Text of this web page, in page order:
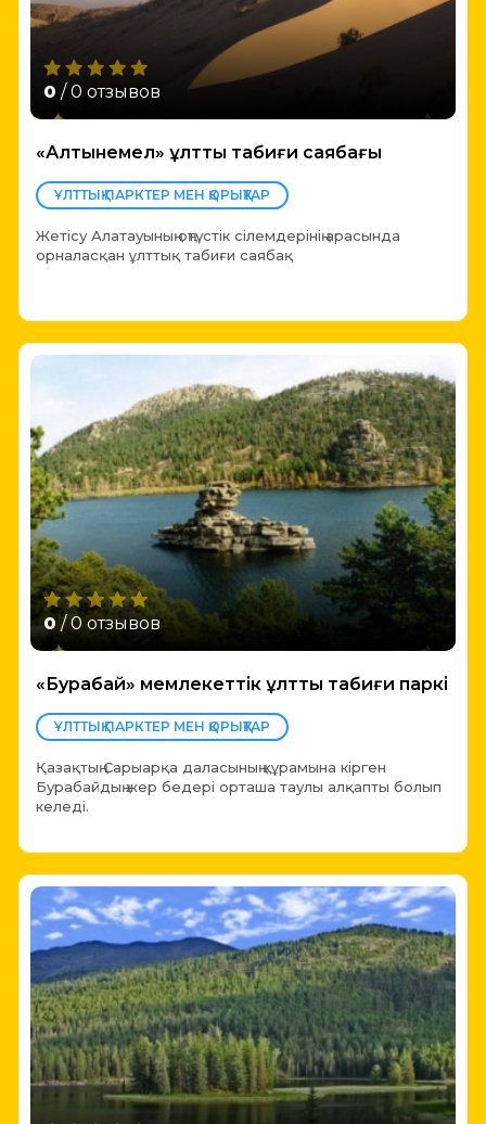
0 / 0 отзывов
«Алтынемел» ұлттық табиғи саябағы
ҰЛТТЫҚ ПАРКТЕР МЕН ҚОРЫҚТАР
Жетісу Алатауының оңтүстік сілемдерінің арасында
орналасқан ұлттық табиғи саябақ
0 / 0 отзывов
«Бурабай» мемлекеттік ұлттық табиғи паркі
ҰЛТТЫҚ ПАРКТЕР МЕН ҚОРЫҚТАР
Қазақтың Сарыарқа даласының құрамына кірген
Бурабайдың жер бедері орташа таулы алқапты болып
келеді.